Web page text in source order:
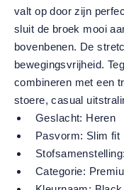
valt op door zijn
sluit de broek mooi
bovenbenen. De
bewegingsvrijheid.
combineren met een
stoere, casual
Geslacht: Heren
Pasvorm: Slim fit
Stofsamenstelling:
Categorie: